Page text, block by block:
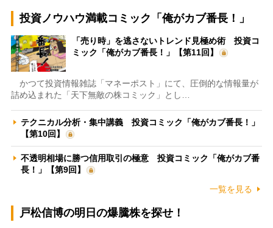
投資ノウハウ満載コミック「俺がカブ番長！」
「売り時」を逃さないトレンド見極め術 投資コ
ミック「俺がカブ番長！」【第11回】
かつて投資情報雑誌「マネーポスト」にて、圧倒的な情報量が
詰め込まれた「天下無敵の株コミック」とし…
テクニカル分析・集中講義 投資コミック「俺がカブ番長！」
【第10回】
不透明相場に勝つ信用取引の極意 投資コミック「俺がカブ番
長！」【第9回】
一覧を見る
戸松信博の明日の爆騰株を探せ！